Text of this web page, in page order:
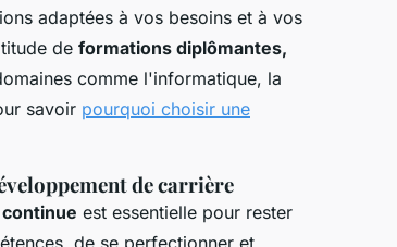
adaptées à vos besoins et à vos
de formations diplômantes,
comme l'informatique, la
savoir pourquoi choisir une
de carrière
est essentielle pour rester